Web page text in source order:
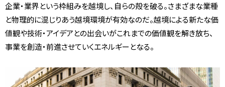
企業・業界という枠組みを越境し、自らの殻を破る。さまざまな業種
と物理的に混じりあう越境環境が有効なのだ。越境による新たな価
値観や技術・アイデアとの出会いがこれまでの価値観を解き放ち、
事業を創造・前進させていくエネルギーとなる。